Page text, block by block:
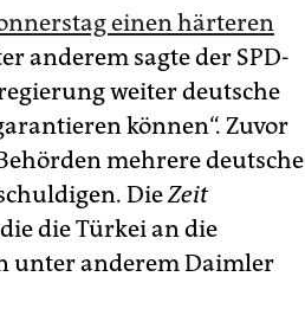
einen härteren
anderem sagte der SPD-
weiter deutsche
können“. Zuvor
mehrere deutsche
DieZeit
die Türkei an die
unter anderem Daimler